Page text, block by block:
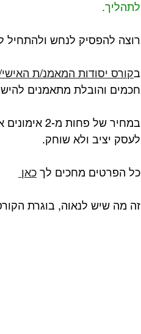
לתהליך.
רוצה להפסיק לנחש ולהתחיל
בקורס יסודות המאמנ/ת
חכמים והובלת מתאמנים
במחיר של
לעסק יציב ולא שוחק.
כל הפרטים מחכים לך כאן
זה מה שיש לנאוה, בוגרת